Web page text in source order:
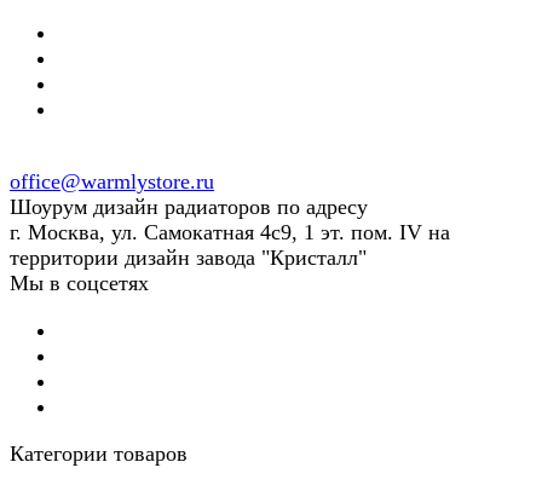
office@warmlystore.ru
Шоурум дизайн радиаторов по адресу
г. Москва, ул. Самокатная 4с9, 1 эт. пом. IV на
территории дизайн завода "Кристалл"
Мы в соцсетях
Категории товаров